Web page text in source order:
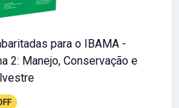
para o IBAMA -
2: Manejo, Conservação e